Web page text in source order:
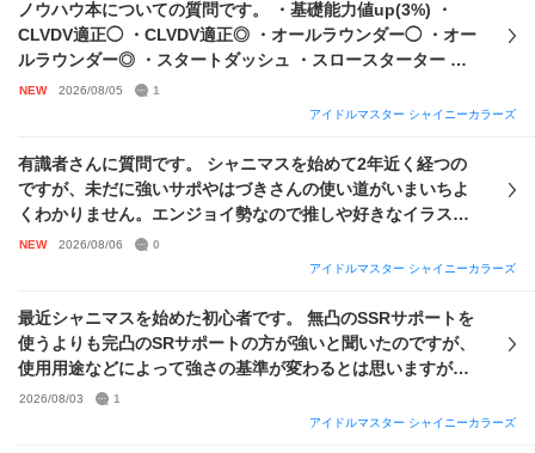
ノウハウ本についての質問です。 ・基礎能力値up(3%) ・
CLVDV適正◯ ・CLVDV適正◎ ・オールラウンダー◯ ・オー
ルラウンダー◎ ・スタートダッシュ ・スロースターター ・
アピール思い出高 ・アピール思い出低 ・スペシャリスト ・
タフネス ・アイドル ・パッシブスキル延長 ・パッシブスキ
化練習 ・施設効率相談+ ・昂揚 までできています。ですが ・
施設効率相談(+ついてないやつ) ・ロマンチスト ・思い出++
・パーフェクトリィ ・基礎能力値up(6%) ・メンタリスト を
入れるとなると、どれを削ってどれを入れるべきなのでしょ
うか？また、ノウハウを消す消しゴム？のようなものは使っ
だけると助かります。
NEW 2026/08/05
1
アイドルマスター シャイニーカラーズ
有識者さんに質問です。 シャニマスを始めて2年近く経つの
ですが、未だに強いサポやはづきさんの使い道がいまいちよ
くわかりません。エンジョイ勢なので推しや好きなイラスト
が来たらガチャを引く、と言った感じで進めています。 羽那
が最推し、冬優子と結華も好きです。 今持っているサポート
ラスト解放)するのにはづきさんを使っても特に問題は無いで
しょうか？また、編成に入れた方が良いカードなども併せて
教えて下さると嬉しいです。
NEW 2026/08/06
0
アイドルマスター シャイニーカラーズ
最近シャニマスを始めた初心者です。 無凸のSSRサポートを
使うよりも完凸のSRサポートの方が強いと聞いたのですが、
使用用途などによって強さの基準が変わるとは思いますが、
SRの中でおすすめのサポートを教えて欲しいです。
2026/08/03
1
アイドルマスター シャイニーカラーズ